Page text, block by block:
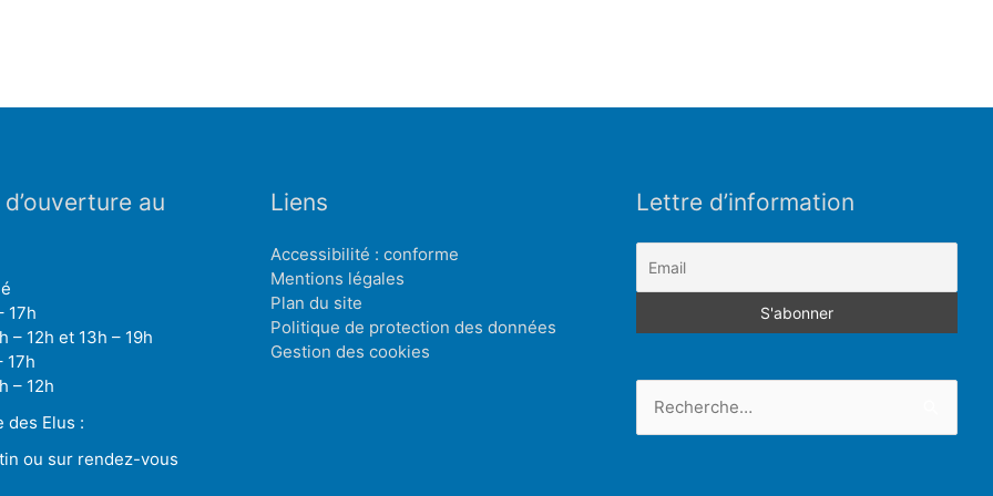
au
17h
– 12h et 13h – 19h
17h
– 12h
des Elus :
ou sur rendez-vous
Liens
Accessibilité : conforme
Mentions légales
Plan du site
Politique de protection des données
Gestion des cookies
Lettre d’information